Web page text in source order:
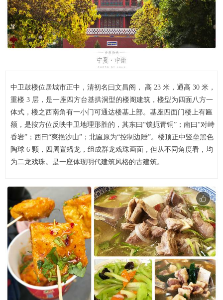
中卫鼓楼位居城市正中，清初名曰文昌阁， 高 23 米，通高 30 米，
重楼 3 层，是一座四方台基拱洞型的楼阁建筑，楼型为四面八方一
体式，楼之西南角有一小门可通达楼基上部。基座四面门楼上有匾
额，是按方位反映中卫地理形胜的，其东曰“锁扼青铜”；南曰“对峙
香岩”；西曰“爽挹沙山”；北匾原为“控制边陲”。楼顶正中竖垒黑色
陶球 6 颗，四周置蟠龙，组成群龙戏珠画面，但从不同角度看，均
为二龙戏珠。是一座体现明代建筑风格的古建筑。